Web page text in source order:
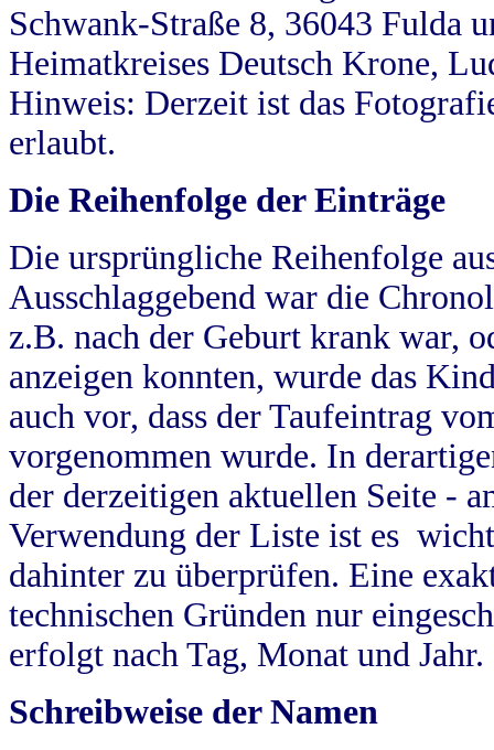
Schwank-Straße 8, 36043 Fulda
Heimatkreises Deutsch Krone,
Hinweis: Derzeit ist das
erlaubt.
Die Reihenfolge der Einträge
Die ursprüngliche Reihenfolge
Ausschlaggebend war die
z.B. nach der Geburt krank war,
anzeigen konnten, wurde das
auch vor, dass der Taufeintrag
vorgenommen wurde. In
der derzeitigen aktuellen Seite -
Verwendung der Liste ist es
dahinter zu überprüfen. Eine
technischen Gründen nur
erfolgt nach Tag, Monat und Jahr.
Schreibweise der Namen